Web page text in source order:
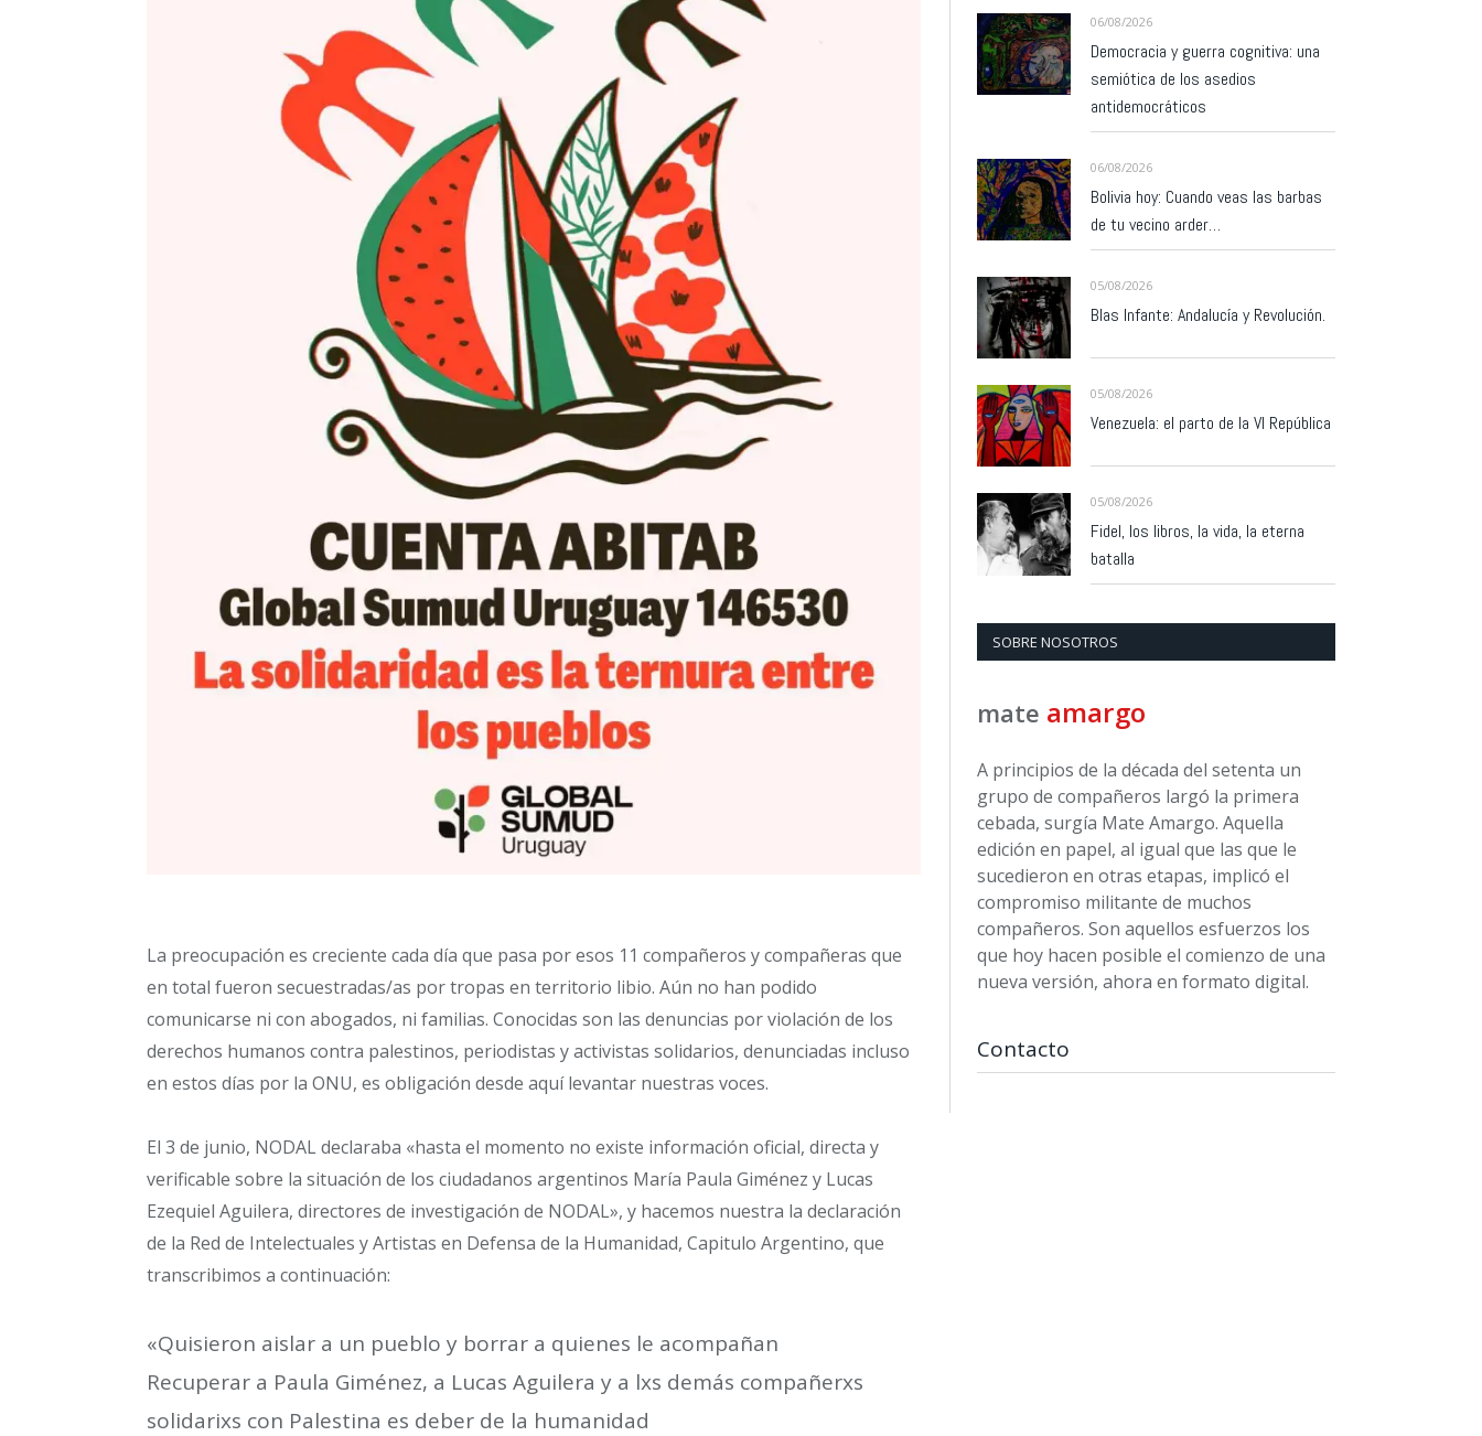
La preocupación es creciente cada día que pasa por esos 11 compañeros y compañeras que
en total fueron secuestradas/as por tropas en territorio libio. Aún no han podido
comunicarse ni con abogados, ni familias. Conocidas son las denuncias por violación de los
derechos humanos contra palestinos, periodistas y activistas solidarios, denunciadas incluso
en estos días por la ONU, es obligación desde aquí levantar nuestras voces.
El 3 de junio, NODAL declaraba «hasta el momento no existe información oficial, directa y
verificable sobre la situación de los ciudadanos argentinos María Paula Giménez y Lucas
Ezequiel Aguilera, directores de investigación de NODAL», y hacemos nuestra la declaración
de la Red de Intelectuales y Artistas en Defensa de la Humanidad, Capitulo Argentino, que
transcribimos a continuación:
«Quisieron aislar a un pueblo y borrar a quienes le acompañan
Recuperar a Paula Giménez, a Lucas Aguilera y a lxs demás compañerxs
solidarixs con Palestina es deber de la humanidad
06/08/2026
Democracia y guerra cognitiva: una
semiótica de los asedios
antidemocráticos
06/08/2026
Bolivia hoy: Cuando veas las barbas
de tu vecino arder…
05/08/2026
Blas Infante: Andalucía y Revolución.
05/08/2026
Venezuela: el parto de la VI República
05/08/2026
Fidel, los libros, la vida, la eterna
batalla
SOBRE NOSOTROS
mate amargo
A principios de la década del setenta un
grupo de compañeros largó la primera
cebada, surgía Mate Amargo. Aquella
edición en papel, al igual que las que le
sucedieron en otras etapas, implicó el
compromiso militante de muchos
compañeros. Son aquellos esfuerzos los
que hoy hacen posible el comienzo de una
nueva versión, ahora en formato digital.
Contacto